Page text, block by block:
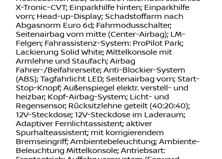
X-Tronic-CVT; Einparkhilfe hinten; Einparkhilfe
vorn; Head-up-Display; Schadstoffarm nach
Abgasnorm Euro 6d; Fahrmodusschalter;
Seitenairbag vorn mitte (Center-Airbag); LM-
Felgen; Fahrassistenz-System: ProPilot Park;
Lackierung Solid White; Mittelkonsole mit
Armlehne und Staufach; Airbag
Fahrer-/Beifahrerseite; Anti-Blockier-System
(ABS); Tagfahrlicht LED; Seitenairbag vorn; Start-
Stop-Knopf; Außenspiegel elektr. verstell- und
heizbar; Kopf-Airbag-System; Licht- und
Regensensor; Rücksitzlehne geteilt (40:20:40);
12V-Steckdose; 12V-Steckdose im Laderaum;
Adaptiver Fernlichtassistent; aktiver
Spurhalteassistent; mit korrigierendem
Bremseingriff; Ambientebeleuchtung; Ambiente-
Beleuchtung Mittelkonsole; Antriebsart:
Frontantrieb; Auffahrwarnsystem (Forward